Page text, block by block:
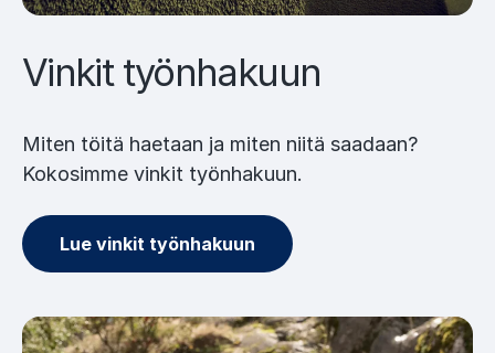
Vinkit työnhakuun
Miten töitä haetaan ja miten niitä saadaan?
Kokosimme vinkit työnhakuun.
Lue vinkit työnhakuun